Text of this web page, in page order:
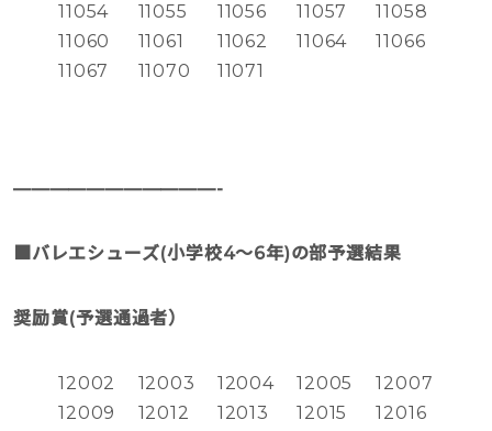
11054
11055 11056 11057
11058
11060
11061 11062 11064
11066
11067
11070 11071
———————————-
■バレエシューズ(小学校4〜6年)の部予選結果
奨励賞(予選通過者）
12002 12003 12004 12005
12007
12009
12012 12013 12015
12016